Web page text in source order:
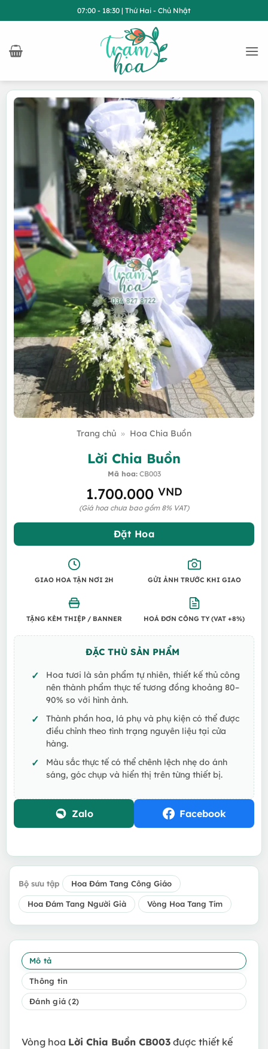
qua
dung
07:00 - 18:30 | Thứ Hai - Chủ Nhật
Trang chủ » Hoa Chia Buồn
Lời Chia Buồn
Mã hoa:CB003
1.700.000 VND
(Giá hoa chưa bao gồm 8% VAT)
Đặt Hoa
GIAO HOA TẬN NƠI 2H GỬI ẢNH TRƯỚC KHI GIAO
TẶNG KÈM THIỆP / BANNER HOÁ ĐƠN CÔNG TY (VAT +8%)
ĐẶC THÙ SẢN PHẨM
Hoa tươi là sản phẩm tự nhiên, thiết kế thủ công
nên thành phẩm thực tế tương đồng khoảng 80–
90% so với hình ảnh.
Thành phần hoa, lá phụ và phụ kiện có thể được
điều chỉnh theo tình trạng nguyên liệu tại cửa
hàng.
Màu sắc thực tế có thể chênh lệch nhẹ do ánh
sáng, góc chụp và hiển thị trên từng thiết bị.
Zalo Facebook
Bộ sưu tập Hoa Đám Tang Công Giáo
Hoa Đám Tang Người Già Vòng Hoa Tang Tím
Mô tả
Thông tin
Đánh giá (2)
Vòng hoa Lời Chia Buồn CB003 được thiết kế